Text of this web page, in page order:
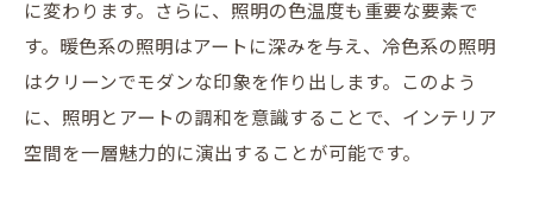
に変わります。さらに、照明の色温度も重要な要素で
す。暖色系の照明はアートに深みを与え、冷色系の照明
はクリーンでモダンな印象を作り出します。このよう
に、照明とアートの調和を意識することで、インテリア
空間を一層魅力的に演出することが可能です。